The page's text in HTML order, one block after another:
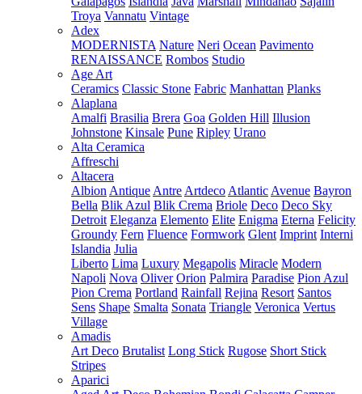
Troya Vannatu Vintage
Adex
MODERNISTA Nature Neri Ocean Pavimento
RENAISSANCE Rombos Studio
Age Art
Ceramics Classic Stone Fabric Manhattan Planks
Alaplana
Amalfi Brasilia Brera Goa Golden Hill Illusion
Johnstone Kinsale Pune Ripley Urano
Alta Ceramica
Affreschi
Altacera
Albion Antique Antre Artdeco Atlantic Avenue Bayron
Bella Blik Azul Blik Crema Briole Deco Deco Sky
Detroit Eleganza Elemento Elite Enigma Eterna Felicity
Groundy Fern Fluence Formwork Glent Imprint Interni
Islandia Julia
Liberto Lima Luxury Megapolis Miracle Modern
Napoli Nova Oliver Orion Palmira Paradise Pion Azul
Pion Crema Portland Rainfall Rejina Resort Santos
Sens Shape Smalta Sonata Triangle Veronica Vertus
Village
Amadis
Art Deco Brutalist Long Stick Rugose Short Stick
Stripes
Aparici